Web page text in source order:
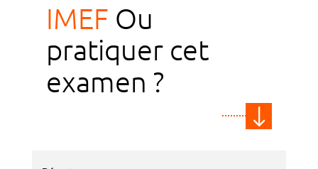
IMEF Ou
pratiquer cet
examen ?
"